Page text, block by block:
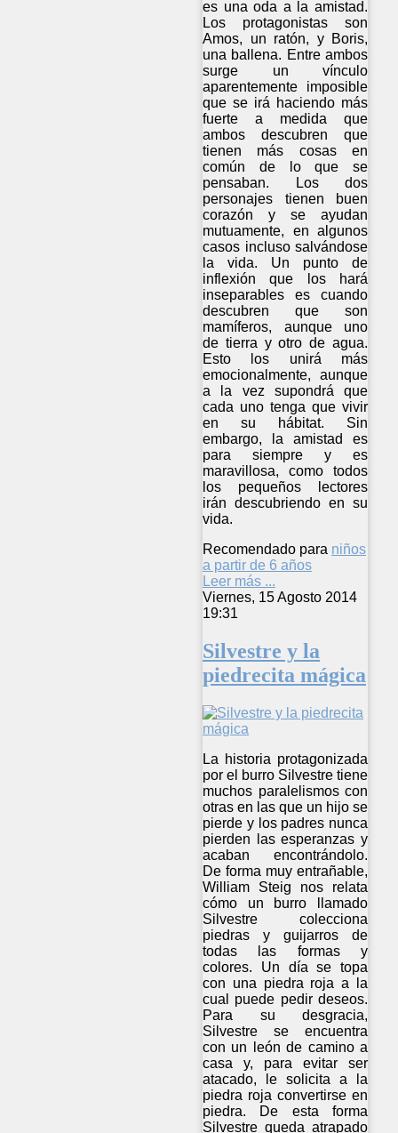
es una oda a la amistad.
Los protagonistas son
Amos, un ratón, y Boris,
una ballena. Entre ambos
surge un vínculo
aparentemente imposible
que se irá haciendo más
fuerte a medida que
ambos descubren que
tienen más cosas en
común de lo que se
pensaban. Los dos
personajes tienen buen
corazón y se ayudan
mutuamente, en algunos
casos incluso salvándose
la vida. Un punto de
inflexión que los hará
inseparables es cuando
descubren que son
mamíferos, aunque uno
de tierra y otro de agua.
Esto los unirá más
emocionalmente, aunque
a la vez supondrá que
cada uno tenga que vivir
en su hábitat. Sin
embargo, la amistad es
para siempre y es
maravillosa, como todos
los pequeños lectores
irán descubriendo en su
vida.
Recomendado para niños
a partir de 6 años
Leer más ...
Viernes, 15 Agosto 2014
19:31
Silvestre y la
piedrecita mágica
La historia protagonizada
por el burro Silvestre tiene
muchos paralelismos con
otras en las que un hijo se
pierde y los padres nunca
pierden las esperanzas y
acaban encontrándolo.
De forma muy entrañable,
William Steig nos relata
cómo un burro llamado
Silvestre colecciona
piedras y guijarros de
todas las formas y
colores. Un día se topa
con una piedra roja a la
cual puede pedir deseos.
Para su desgracia,
Silvestre se encuentra
con un león de camino a
casa y, para evitar ser
atacado, le solicita a la
piedra roja convertirse en
piedra. De esta forma
Silvestre queda atrapado